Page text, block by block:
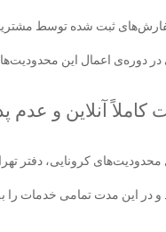
ثبت شده توسط
دوره‌ی اعمال این محدودیت‌ها
کاملاً آنلاین و
محدودیت‌های کرونایی، دفتر
در این مدت تمامی خدمات را